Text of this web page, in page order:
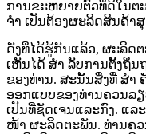
ການຂະຫຍາຍຕົວທີ່ດີໃນຕ
ຈຳ ເປັນຕ້ອງຜະລິດສິນຄ້າ
ດັ່ງທີ່ໄດ້ຮູ້ກັນແລ້ວ, ຜະລິດ
ເຫັນໄດ້ ສຳ ລັບການຕັ້ງຖິ່
ຂອງທ່ານ. ສະນັ້ນສິ່ງທີ່ ສຳ
ອອກແບບຂອງທ່ານຄວນລ
ເປັນທີ່ຊັດເຈນແລະກົງ. ແ
ໜ້າ ຜະລິດຕະພັນ. ທ່ານຄວ